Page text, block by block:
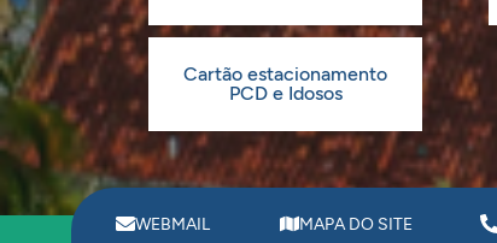
Cartão estacionamento
PCD e Idosos
WEBMAIL MAPA DO SITE